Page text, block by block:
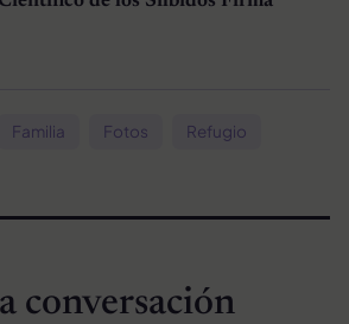
Familia Fotos Refugio
conversación